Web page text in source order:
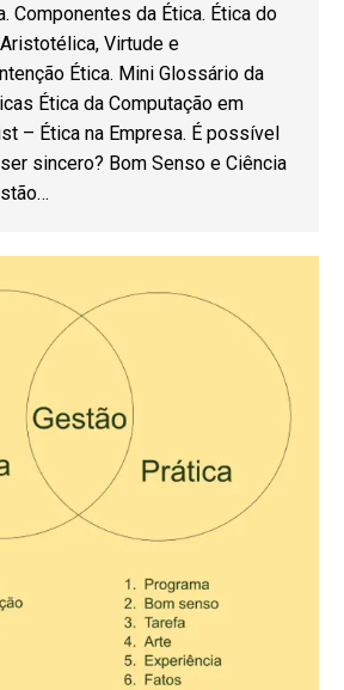
Componentes da Ética. Ética do
Virtude e
Ética. Mini Glossário da
Ética da Computação em
– Ética na Empresa. É possível
sincero? Bom Senso e Ciência